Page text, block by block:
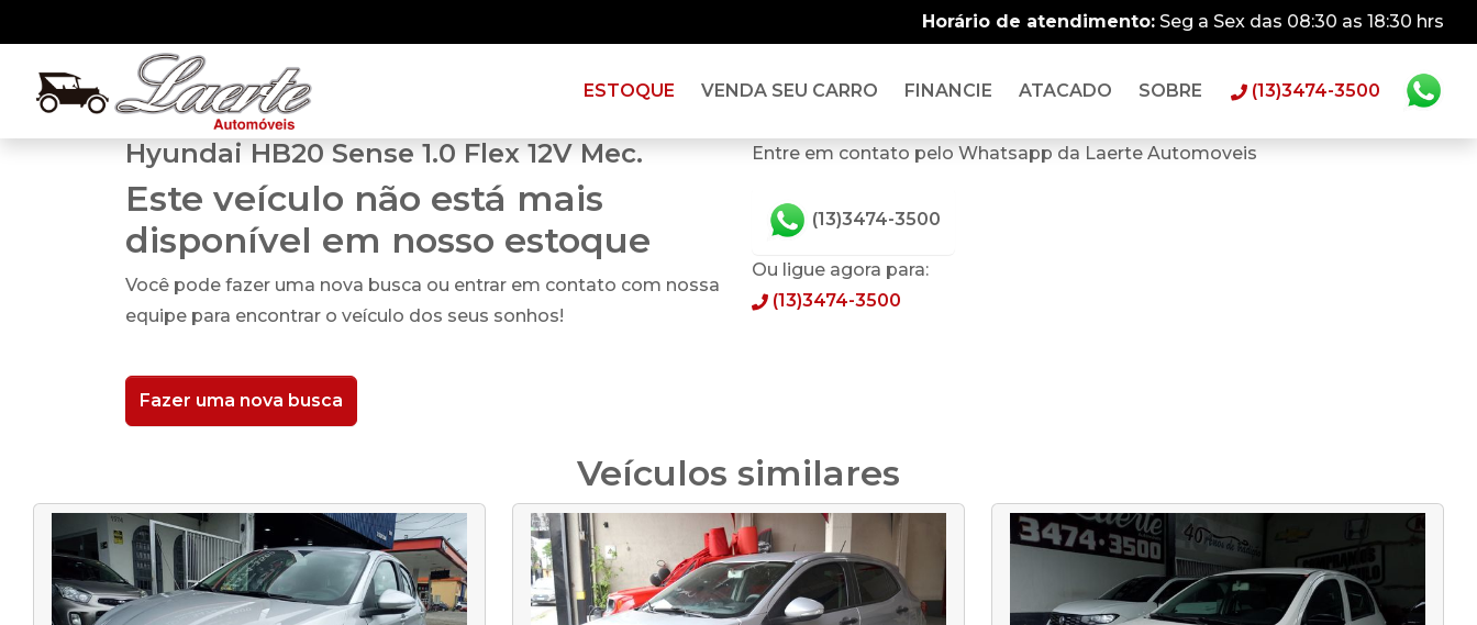
Horário de atendimento: Seg a Sex das 08:30 as 18:30 hrs
ESTOQUE VENDA SEU CARRO FINANCIE ATACADO SOBRE (13)3474-3500
Hyundai HB20 Sense 1.0 Flex 12V Mec.
Este veículo não está mais
disponível em nosso estoque
Você pode fazer uma nova busca ou entrar em contato com nossa
equipe para encontrar o veículo dos seus sonhos!
Fazer uma nova busca
Entre em contato pelo Whatsapp da Laerte Automoveis
(13)3474-3500
Ou ligue agora para:
(13)3474-3500
Veículos similares